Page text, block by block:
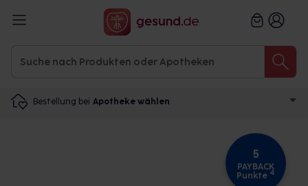
Bestellung bei Apotheke wählen
5
PAYBACK
Punkte 4